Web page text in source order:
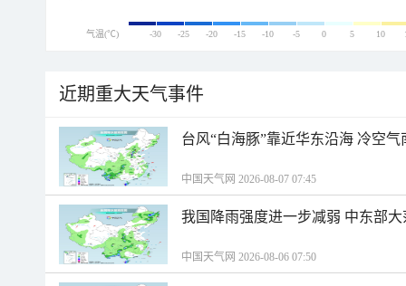
气温(℃) -30 -25 -20 -15 -10 -5 0 5 10
近期重大天气事件
台风“白海豚”靠近华东沿海 冷空
中国天气网 2026-08-07 07:45
我国降雨强度进一步减弱 中东部
中国天气网 2026-08-06 07:50